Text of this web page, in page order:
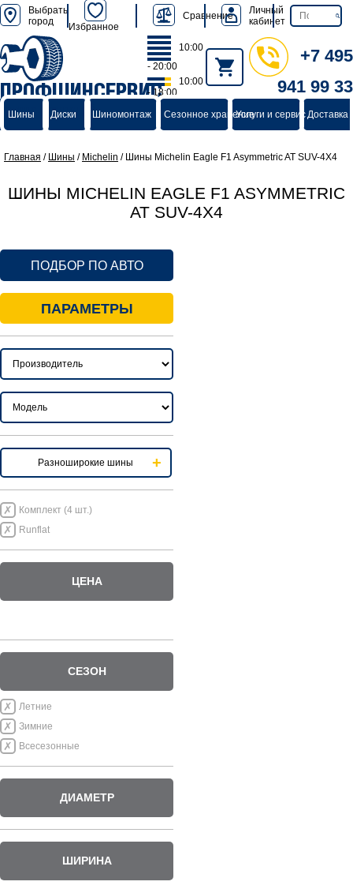
Выбрать
город
Избранное
Сравнение
Личный
кабинет
ПРОФШИНСЕРВИС
группа компаний
10:00
- 20:00
10:00
- 18:00
+7 495
941 99 33
Шины Диски Шиномонтаж Сезонное хранениеУслуги и сервисДоставка
Главная / Шины / Michelin / Шины Michelin Eagle F1 Asymmetric AT SUV-4X4
ШИНЫ MICHELIN EAGLE F1 ASYMMETRIC
AT SUV-4X4
ПОДБОР ПО АВТО
ПАРАМЕТРЫ
Разноширокие шины
Комплект (4 шт.)
Runflat
ЦЕНА
СЕЗОН
Летние
Зимние
Всесезонные
ДИАМЕТР
ШИРИНА